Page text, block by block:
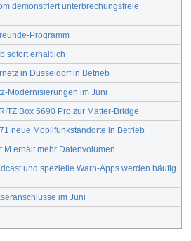
demonstriert unterbrechungsfreie
Programm
sofort erhältlich
in Düsseldorf in Betrieb
Modernisierungen im Juni
5690 Pro zur Matter-Bridge
neue Mobilfunkstandorte in Betrieb
M erhält mehr Datenvolumen
und spezielle Warn-Apps werden häufig
im Juni